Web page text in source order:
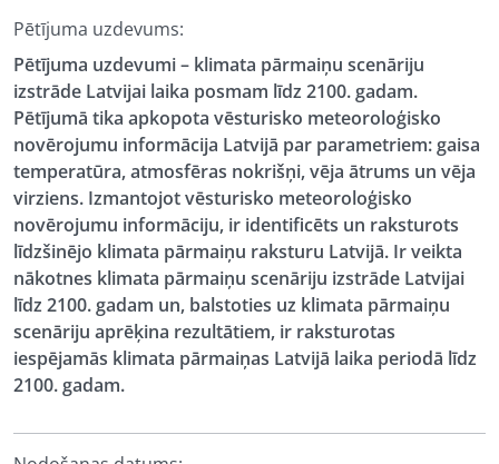
Pētījuma uzdevums:
Pētījuma uzdevumi – klimata pārmaiņu scenāriju
izstrāde Latvijai laika posmam līdz 2100. gadam.
Pētījumā tika apkopota vēsturisko meteoroloģisko
novērojumu informācija Latvijā par parametriem: gaisa
temperatūra, atmosfēras nokrišņi, vēja ātrums un vēja
virziens. Izmantojot vēsturisko meteoroloģisko
novērojumu informāciju, ir identificēts un raksturots
līdzšinējo klimata pārmaiņu raksturu Latvijā. Ir veikta
nākotnes klimata pārmaiņu scenāriju izstrāde Latvijai
līdz 2100. gadam un, balstoties uz klimata pārmaiņu
scenāriju aprēķina rezultātiem, ir raksturotas
iespējamās klimata pārmaiņas Latvijā laika periodā līdz
2100. gadam.